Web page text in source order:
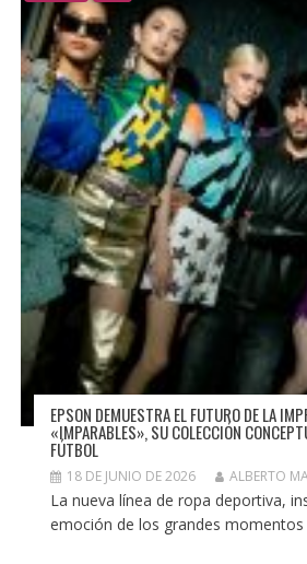
EPSON DEMUESTRA EL FUTURO DE LA
«IMPARABLES», SU COLECCIÓN
FÚTBOL
18 DE JUNIO DE 2026 ALBERTO
La nueva línea de ropa deportiva,
emoción de los grandes momentos